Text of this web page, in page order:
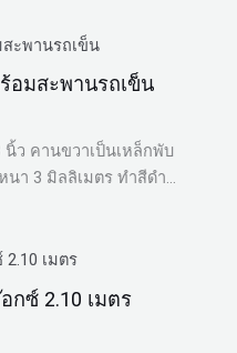
อมสะพานรถเข็น
นิ้ว คานขวาเป็นเหล็กพับ
า 3 มิลลิเมตร ทำสีดำ…
กซ์ 2.10 เมตร